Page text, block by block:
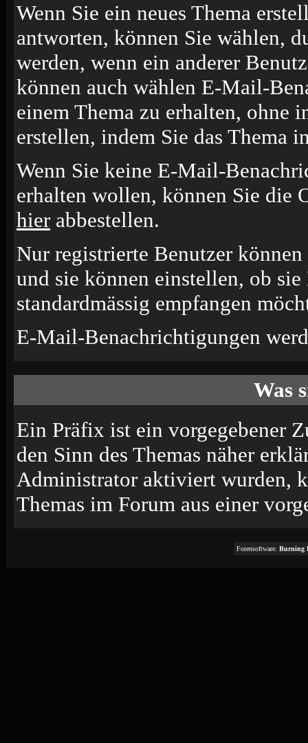
Wenn Sie ein neues Thema
antworten, können Sie wählen,
werden, wenn ein anderer
können auch wählen E-Mail-
einem Thema zu erhalten, ohne
erstellen, indem Sie das Thema
Wenn Sie keine E-Mail-
erhalten wollen, können Sie die
hier abbestellen.
Nur registrierte Benutzer
und sie können einstellen, ob
standardmässig empfangen
E-Mail-Benachrichtigungen
Was
Ein Präfix ist ein vorgegebener
den Sinn des Themas näher
Administrator aktiviert wurden,
Themas im Forum aus einer
Forensoftware: Burning